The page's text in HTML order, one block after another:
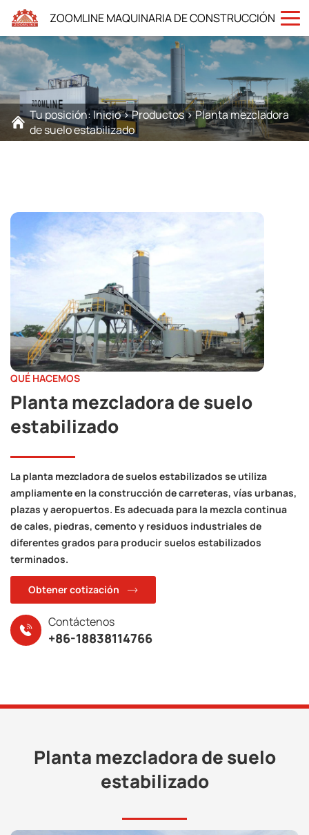
ZOOMLINE MAQUINARIA DE CONSTRUCCIÓN
Tu posición:Inicio>Productos>Planta mezcladora
de suelo estabilizado
QUÉ HACEMOS
Planta mezcladora de suelo
estabilizado
La planta mezcladora de suelos estabilizados se utiliza
ampliamente en la construcción de carreteras, vías urbanas,
plazas y aeropuertos. Es adecuada para la mezcla continua
de cales, piedras, cemento y residuos industriales de
diferentes grados para producir suelos estabilizados
terminados.
Obtener cotización
Contáctenos
+86-18838114766
Planta mezcladora de suelo
estabilizado